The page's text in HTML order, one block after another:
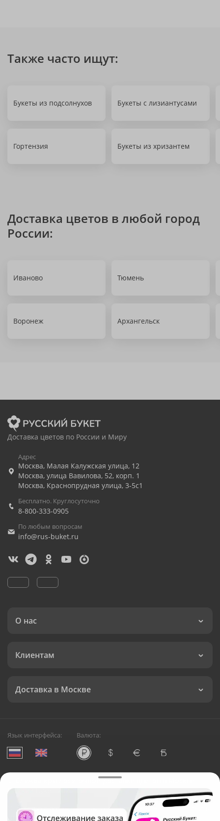
Также часто ищут:
Букеты из подсолнухов Букеты с лизиантусами
Гортензия Букеты из хризантем
Доставка цветов в любой город
России:
Иваново Тюмень
Воронеж Архангельск
Доставка цветов по России и Миру
Адрес
Москва, Малая Калужская улица, 12
Москва, улица Вавилова, 52, корп. 1
Москва, Краснопрудная улица, 3-5с1
Бесплатно. Круглосуточно
8-800-333-0905
По любым вопросам
info@rus-buket.ru
О нас
Клиентам
Доставка в Москве
Язык интерфейса: Валюта:
Служба круглосуточной доставки цветов в Москве
Русский Букет, 2026
Общество с ограниченной ответственностью «Технология»
ОГРН: 1195476081745, ИНН: 5410081997